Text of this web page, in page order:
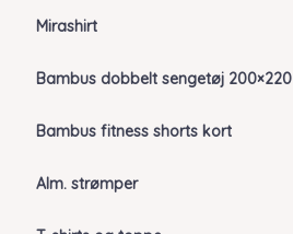
Mirashirt
Bambus dobbelt sengetøj 200×220
Bambus fitness shorts kort
Alm. strømper